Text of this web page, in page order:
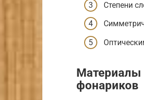
Степени
Материалы
фонариков